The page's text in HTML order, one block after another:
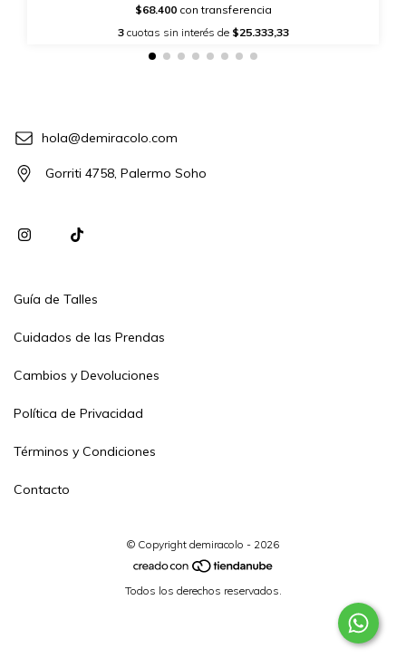
$68.400con transferencia
3cuotas sin interés de $25.333,33
hola@demiracolo.com
Gorriti 4758, Palermo Soho
Guía de Talles
Cuidados de las Prendas
Cambios y Devoluciones
Política de Privacidad
Términos y Condiciones
Contacto
© Copyright demiracolo - 2026
Todos los derechos reservados.